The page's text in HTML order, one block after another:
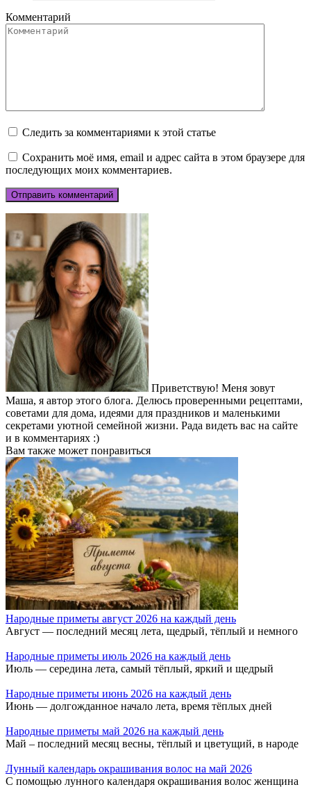
Комментарий
Следить за комментариями к этой статье
Сохранить моё имя, email и адрес сайта в этом браузере для
последующих моих комментариев.
Приветствую! Меня зовут
Маша, я автор этого блога. Делюсь проверенными рецептами,
советами для дома, идеями для праздников и маленькими
секретами уютной семейной жизни. Рада видеть вас на сайте
и в комментариях :)
Вам также может понравиться
Народные приметы август 2026 на каждый день
Август — последний месяц лета, щедрый, тёплый и немного
Народные приметы июль 2026 на каждый день
Июль — середина лета, самый тёплый, яркий и щедрый
Народные приметы июнь 2026 на каждый день
Июнь — долгожданное начало лета, время тёплых дней
Народные приметы май 2026 на каждый день
Май – последний месяц весны, тёплый и цветущий, в народе
Лунный календарь окрашивания волос на май 2026
С помощью лунного календаря окрашивания волос женщина